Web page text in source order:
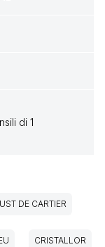
di 1
DE CARTIER
CRISTALLOR